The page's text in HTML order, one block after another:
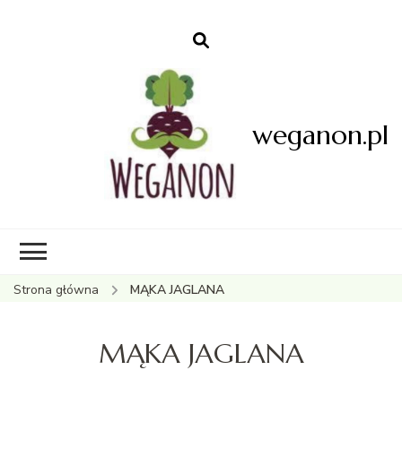
weganon.pl
Strona główna MĄKA JAGLANA
MĄKA JAGLANA